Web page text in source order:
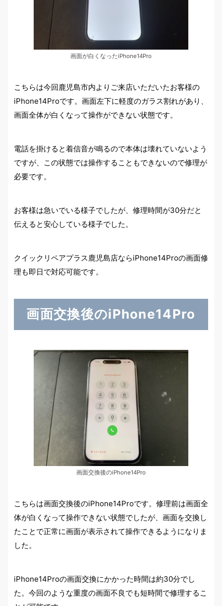
画面が白くなったiPhone14Pro
こちらは今回鹿児島市内よりご来店いただいたお客様の
iPhone14Proです。画面左下に軽度のガラス割れがあり、
画面全体が白くなって操作ができない状態です。
電話を掛けると着信音が鳴るので本体は壊れていないよう
ですが、この状態では操作することもできないので修理が
必要です。
お客様は急いでいる様子でしたが、修理時間が30分だと
伝えると安心している様子でした。
クイックリペアプラス鹿児島店ならiPhone14Proの画面修
理も即日で対応可能です。
画面交換後のiPhone14Pro
画面交換後のiPhone14Pro
こちらは画面交換後のiPhone14Proです。修理前は画面全
体が白くなって操作できない状態でしたが、画面を交換し
たことで正常に画面が表示されて操作できるようになりま
した。
iPhone14Proの画面交換にかかった時間は約30分でし
た。今回のような重度の画面不良でも短時間で修理するこ